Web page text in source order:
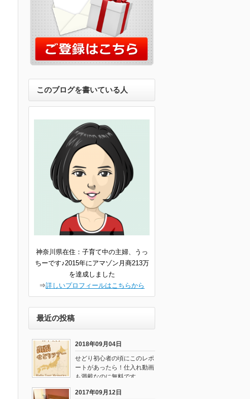
このブログを書いている人
神奈川県在住：子育て中の主婦、うっ
ちーです♪2015年にアマゾン月商213万
を達成しました
⇒詳しいプロフィールはこちらから
最近の投稿
2018年09月04日
せどり初心者の頃にこのレポ
ートがあったら！仕入れ動画
も満載なのに無料です
2017年09月12日